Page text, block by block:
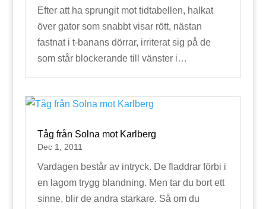
Efter att ha sprungit mot tidtabellen, halkat
över gator som snabbt visar rött, nästan
fastnat i t-banans dörrar, irriterat sig på de
som står blockerande till vänster i…
Tåg från Solna mot Karlberg
Dec 1, 2011
Vardagen består av intryck. De fladdrar förbi i
en lagom trygg blandning. Men tar du bort ett
sinne, blir de andra starkare. Så om du